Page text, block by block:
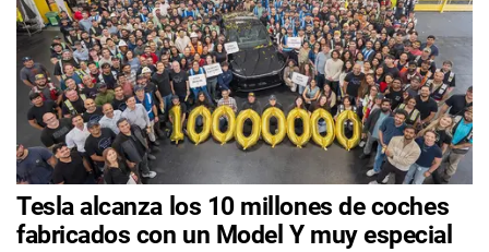
Tesla alcanza los 10 millones de coches
fabricados con un Model Y muy especial